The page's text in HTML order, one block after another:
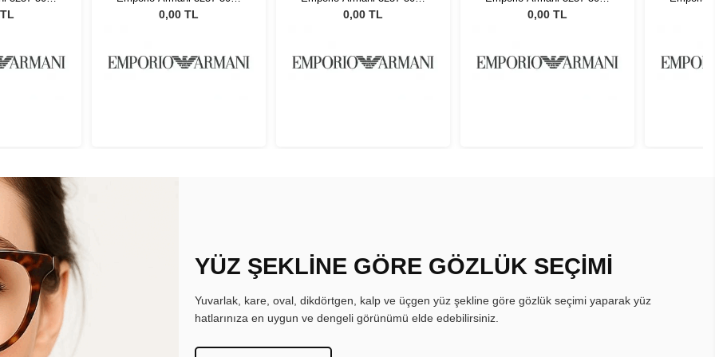
55
0,00 TL
55
0,00 TL
55
0,00 TL
YÜZ ŞEKLİNE GÖRE GÖZLÜK SEÇİMİ
Yuvarlak, kare, oval, dikdörtgen, kalp ve üçgen yüz şekline göre gözlük seçimi yaparak yüz
hatlarınıza en uygun ve dengeli görünümü elde edebilirsiniz.